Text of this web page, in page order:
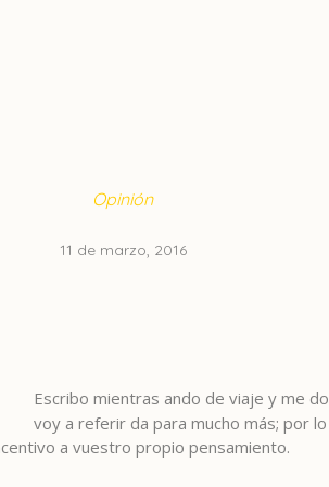
Opinión
11 de marzo, 2016
Escribo mientras ando de viaje y me
voy a referir da para mucho más; por
a vuestro propio pensamiento.